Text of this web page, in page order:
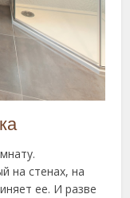
на стенах, на
ее. И разве